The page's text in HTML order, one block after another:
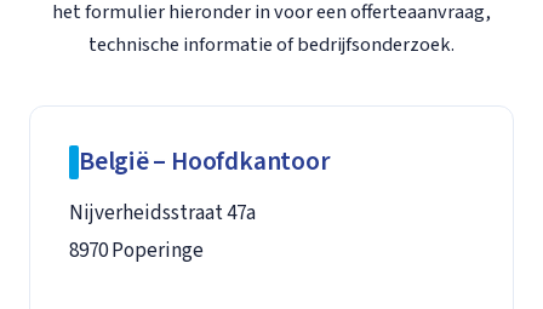
het formulier hieronder in voor een offerteaanvraag,
technische informatie of bedrijfsonderzoek.
België – Hoofdkantoor
Nijverheidsstraat 47a
8970 Poperinge